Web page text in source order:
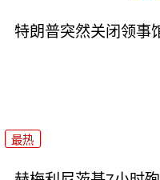
特朗普突然关闭领事
最热